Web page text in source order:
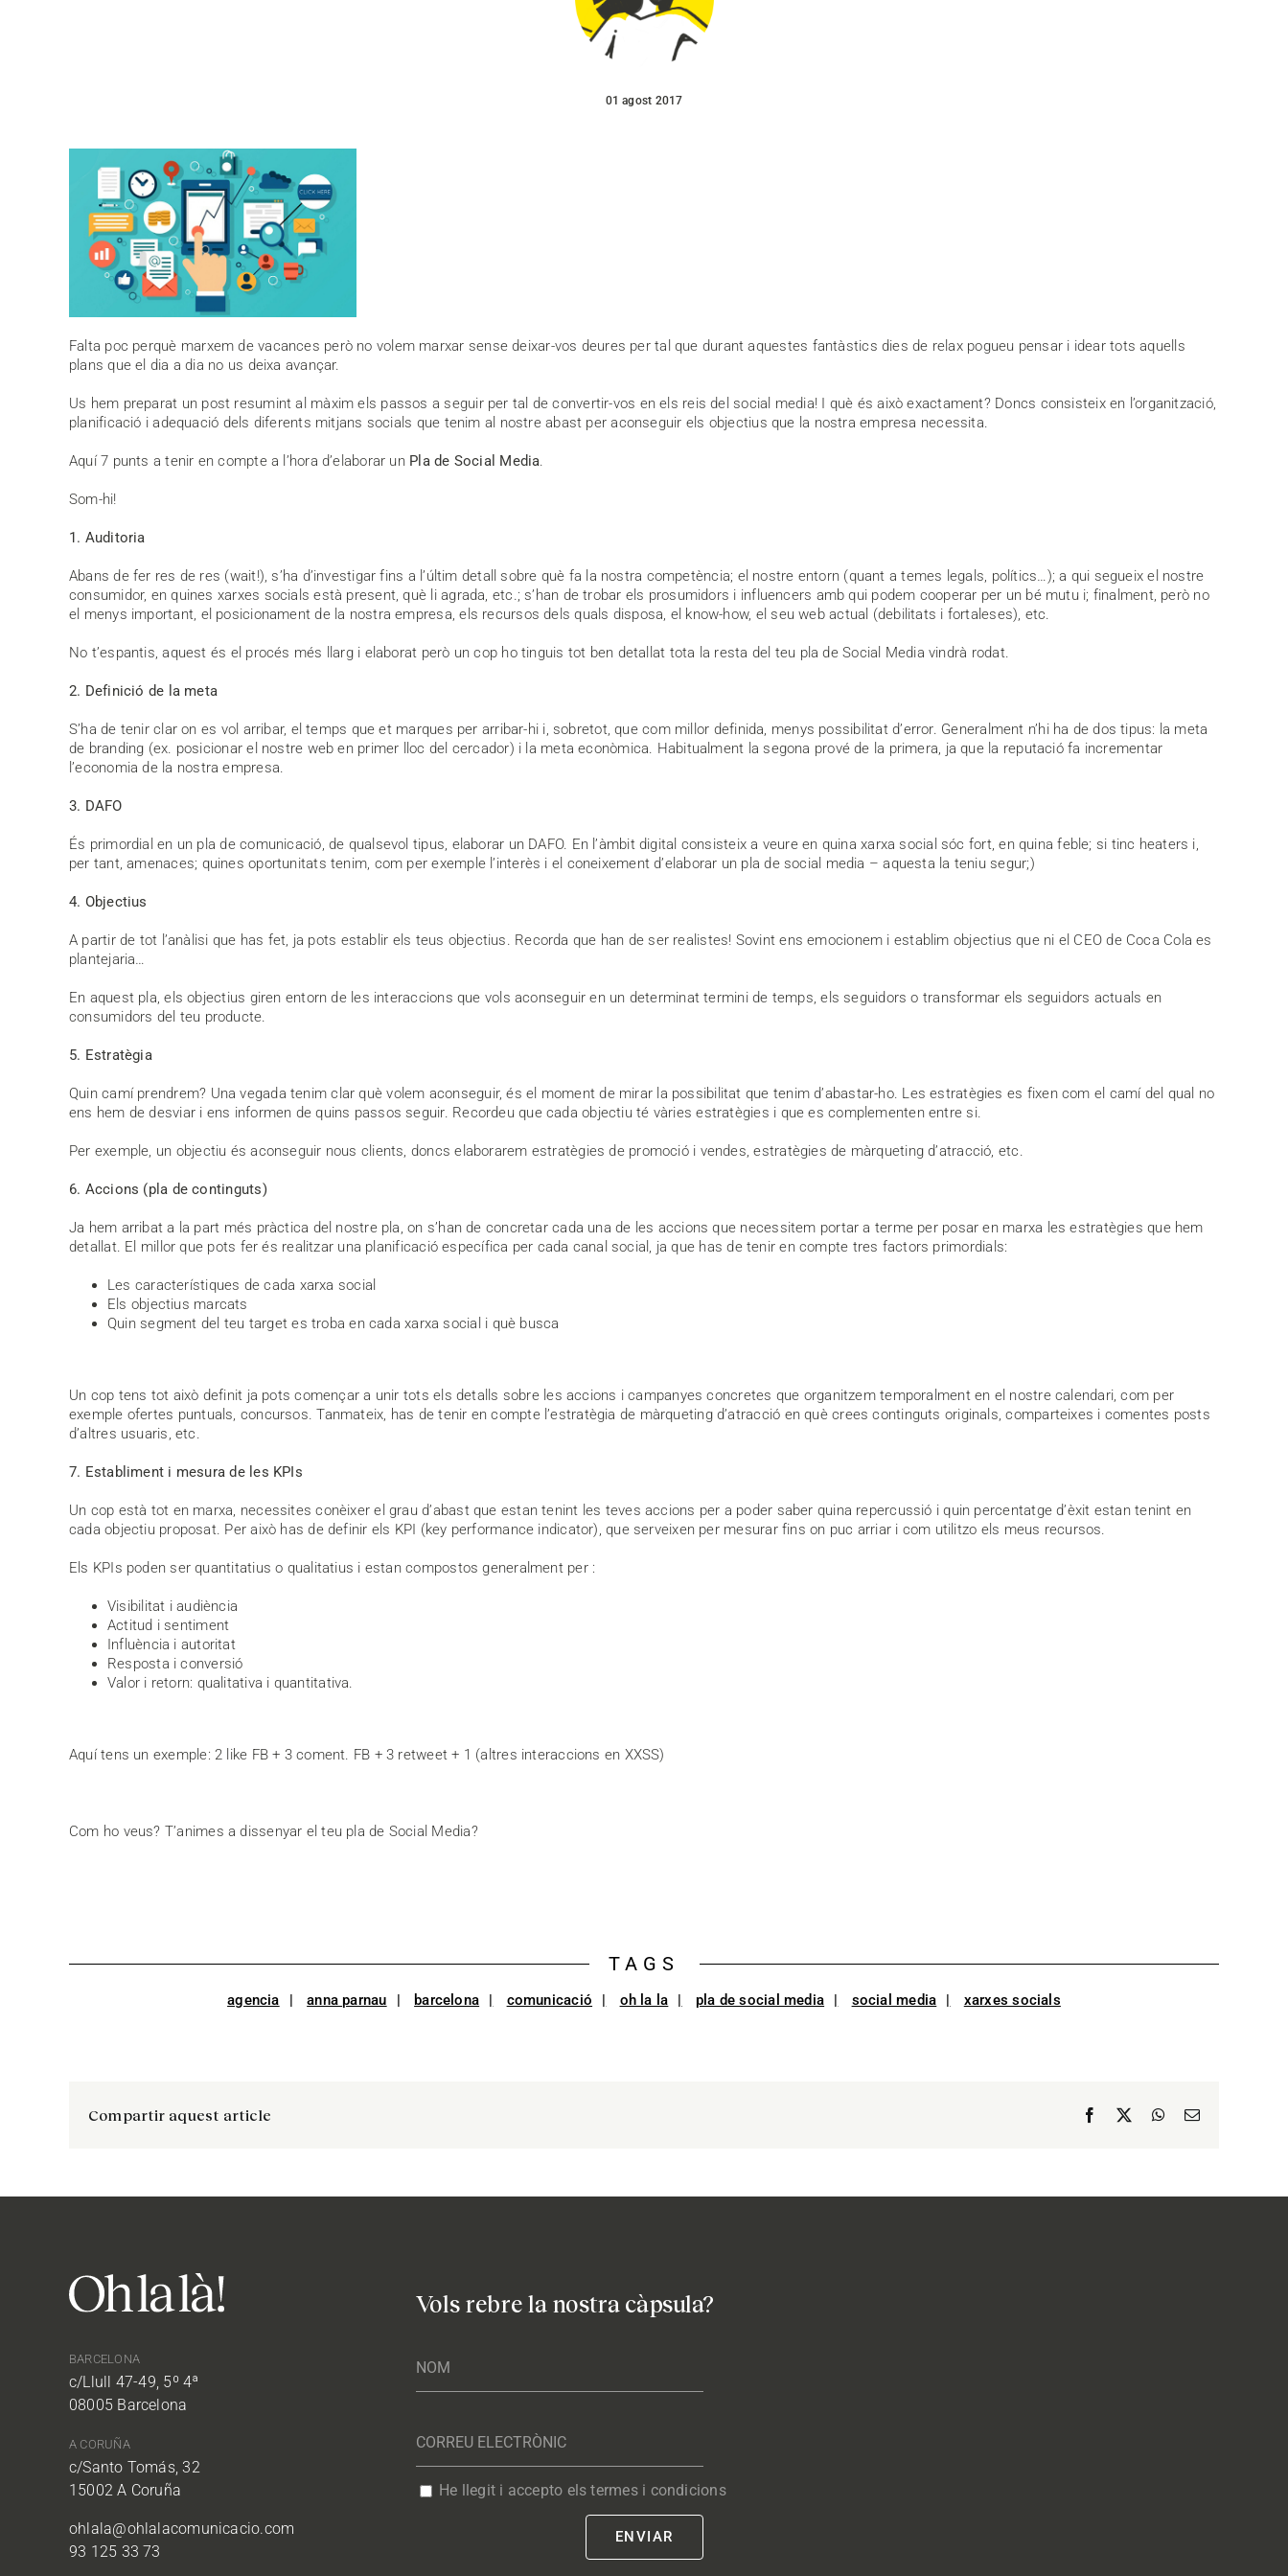
01 agost 2017
Falta poc perquè marxem de vacances però no volem marxar sense deixar-vos deures per tal que durant aquestes fantàstics dies de relax pogueu pensar i idear tots aquells
plans que el dia a dia no us deixa avançar.
Us hem preparat un post resumint al màxim els passos a seguir per tal de convertir-vos en els reis del social media! I què és això exactament? Doncs consisteix en l’organització,
planificació i adequació dels diferents mitjans socials que tenim al nostre abast per aconseguir els objectius que la nostra empresa necessita.
Aquí 7 punts a tenir en compte a l’hora d’elaborar un Pla de Social Media
Som-hi!
1. Auditoria
Abans de fer res de res (wait!), s’ha d’investigar fins a l’últim detall sobre què fa la nostra competència; el nostre entorn (quant a temes legals, polítics…); a qui segueix el nostre
consumidor, en quines xarxes socials està present, què li agrada, etc.; s’han de trobar els prosumidors i influencers amb qui podem cooperar per un bé mutu i; finalment, però no
el menys important, el posicionament de la nostra empresa, els recursos dels quals disposa, el know-how, el seu web actual (debilitats i fortaleses), etc.
No t’espantis, aquest és el procés més llarg i elaborat però un cop ho tinguis tot ben detallat tota la resta del teu pla de Social Media vindrà rodat.
2. Definició de la meta
S’ha de tenir clar on es vol arribar, el temps que et marques per arribar-hi i, sobretot, que com millor definida, menys possibilitat d’error. Generalment n’hi ha de dos tipus: la meta
de branding (ex. posicionar el nostre web en primer lloc del cercador) i la meta econòmica. Habitualment la segona prové de la primera, ja que la reputació fa incrementar
l’economia de la nostra empresa.
3. DAFO
És primordial en un pla de comunicació, de qualsevol tipus, elaborar un DAFO. En l’àmbit digital consisteix a veure en quina xarxa social sóc fort, en quina feble; si tinc heaters i,
per tant, amenaces; quines oportunitats tenim, com per exemple l’interès i el coneixement d’elaborar un pla de social media – aquesta la teniu segur;)
4. Objectius
A partir de tot l’anàlisi que has fet, ja pots establir els teus objectius. Recorda que han de ser realistes! Sovint ens emocionem i establim objectius que ni el CEO de Coca Cola es
plantejaria…
En aquest pla, els objectius giren entorn de les interaccions que vols aconseguir en un determinat termini de temps, els seguidors o transformar els seguidors actuals en
consumidors del teu producte.
5. Estratègia
Quin camí prendrem? Una vegada tenim clar què volem aconseguir, és el moment de mirar la possibilitat que tenim d’abastar-ho. Les estratègies es fixen com el camí del qual no
ens hem de desviar i ens informen de quins passos seguir. Recordeu que cada objectiu té vàries estratègies i que es complementen entre si.
Per exemple, un objectiu és aconseguir nous clients, doncs elaborarem estratègies de promoció i vendes, estratègies de màrqueting d’atracció, etc.
6. Accions (pla de continguts)
Ja hem arribat a la part més pràctica del nostre pla, on s’han de concretar cada una de les accions que necessitem portar a terme per posar en marxa les estratègies que hem
detallat. El millor que pots fer és realitzar una planificació específica per cada canal social, ja que has de tenir en compte tres factors primordials:
Les característiques de cada xarxa social
Els objectius marcats
Quin segment del teu target es troba en cada xarxa social i què busca
Un cop tens tot això definit ja pots començar a unir tots els detalls sobre les accions i campanyes concretes que organitzem temporalment en el nostre calendari, com per
exemple ofertes puntuals, concursos. Tanmateix, has de tenir en compte l’estratègia de màrqueting d’atracció en què crees continguts originals, comparteixes i comentes posts
d’altres usuaris, etc.
7. Establiment i mesura de les KPIs
Un cop està tot en marxa, necessites conèixer el grau d’abast que estan tenint les teves accions per a poder saber quina repercussió i quin percentatge d’èxit estan tenint en
cada objectiu proposat. Per això has de definir els KPI (key performance indicator), que serveixen per mesurar fins on puc arriar i com utilitzo els meus recursos.
Els KPIs poden ser quantitatius o qualitatius i estan compostos generalment per :
Visibilitat i audiència
Actitud i sentiment
Influència i autoritat
Resposta i conversió
Valor i retorn: qualitativa i quantitativa.
Aquí tens un exemple: 2 like FB + 3 coment. FB + 3 retweet + 1 (altres interaccions en XXSS)
Com ho veus? T’animes a dissenyar el teu pla de Social Media?
TAGS
agencia anna parnau barcelona comunicació oh la la pla de social media social media xarxes socials
Compartir aquest article Facebook WhatsApp
Email:
BARCELONA
c/Llull 47-49, 5º 4ª
08005 Barcelona
A CORUÑA
c/Santo Tomás, 32
15002 A Coruña
ohlala@ohlalacomunicacio.com
93 125 33 73
Vols rebre la nostra càpsula?
He llegit i accepto els termes i condicions